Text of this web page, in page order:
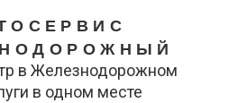
в Железнодорожном
в одном месте